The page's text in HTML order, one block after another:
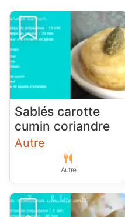
Sablés carotte
cumin coriandre
Autre
Autre